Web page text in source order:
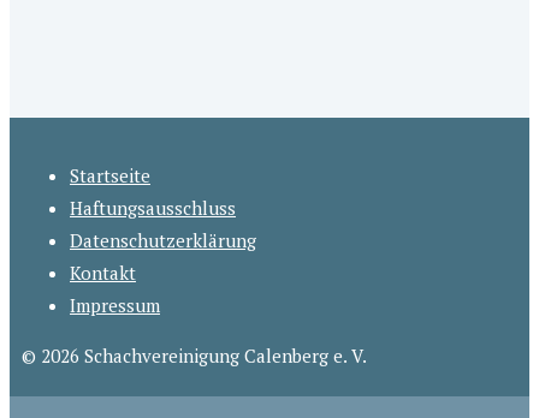
Startseite
Haftungsausschluss
Datenschutzerklärung
Kontakt
Impressum
© 2026 Schachvereinigung Calenberg e. V.